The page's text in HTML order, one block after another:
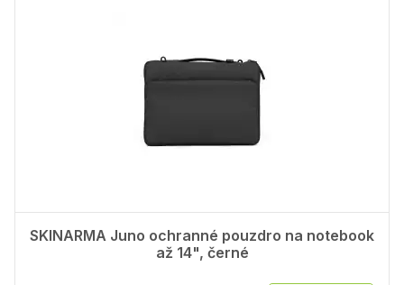
SKINARMA Juno ochranné pouzdro na notebook
až 14", černé